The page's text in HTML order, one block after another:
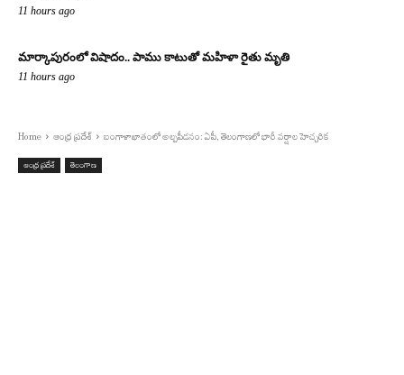
11 hours ago
మార్కాపురంలో విషాదం.. పాము కాటుతో మహిళా రైతు మృతి
11 hours ago